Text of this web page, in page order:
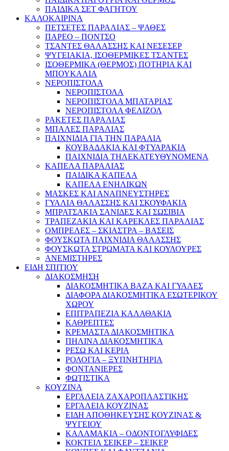
ΠΑΙΔΙΚΑ ΣΕΤ ΦΑΓΗΤΟΥ
ΚΑΛΟΚΑΙΡΙΝΑ
ΠΕΤΣΕΤΕΣ ΠΑΡΑΛΙΑΣ – ΨΑΘΕΣ
ΠΑΡΕΟ – ΠΟΝΤΣΟ
ΤΣΑΝΤΕΣ ΘΑΛΑΣΣΗΣ ΚΑΙ ΝΕΣΕΣΕΡ
ΨΥΓΕΙΑΚΙΑ, ΙΣΟΘΕΡΜΙΚΕΣ ΤΣΑΝΤΕΣ
ΙΣΟΘΕΡΜΙΚΑ (ΘΕΡΜΟΣ) ΠΟΤΗΡΙΑ ΚΑΙ
ΜΠΟΥΚΑΛΙΑ
ΝΕΡΟΠΙΣΤΟΛΑ
ΝΕΡΟΠΙΣΤΟΛΑ
ΝΕΡΟΠΙΣΤΟΛΑ ΜΠΑΤΑΡΙΑΣ
ΝΕΡΟΠΙΣΤΟΛΑ ΦΕΛΙΖΟΛ
ΡΑΚΕΤΕΣ ΠΑΡΑΛΙΑΣ
ΜΠΑΛΕΣ ΠΑΡΑΛΙΑΣ
ΠΑΙΧΝΙΔΙΑ ΓΙΑ ΤΗΝ ΠΑΡΑΛΙΑ
ΚΟΥΒΑΔΑΚΙΑ ΚΑΙ ΦΤΥΑΡΑΚΙΑ
ΠΑΙΧΝΙΔΙΑ ΤΗΛΕΚΑΤΕΥΘΥΝΟΜΕΝΑ
ΚΑΠΕΛΑ ΠΑΡΑΛΙΑΣ
ΠΑΙΔΙΚΑ ΚΑΠΕΛΑ
ΚΑΠΕΛΑ ΕΝΗΛΙΚΩΝ
ΜΑΣΚΕΣ ΚΑΙ ΑΝΑΠΝΕΥΣΤΗΡΕΣ
ΓΥΑΛΙΑ ΘΑΛΑΣΣΗΣ ΚΑΙ ΣΚΟΥΦΑΚΙΑ
ΜΠΡΑΤΣΑΚΙΑ ΣΑΝΙΔΕΣ ΚΑΙ ΣΩΣΙΒΙΑ
ΤΡΑΠΕΖΑΚΙΑ ΚΑΙ ΚΑΡΕΚΛΕΣ ΠΑΡΑΛΙΑΣ
ΟΜΠΡΕΛΕΣ – ΣΚΙΑΣΤΡΑ – ΒΑΣΕΙΣ
ΦΟΥΣΚΩΤΑ ΠΑΙΧΝΙΔΙΑ ΘΑΛΑΣΣΗΣ
ΦΟΥΣΚΩΤΑ ΣΤΡΩΜΑΤΑ ΚΑΙ ΚΟΥΛΟΥΡΕΣ
ΑΝΕΜΙΣΤΗΡΕΣ
ΕΙΔΗ ΣΠΙΤΙΟΥ
ΔΙΑΚΟΣΜΗΣΗ
ΔΙΑΚΟΣΜΗΤΙΚΑ ΒΑΖΑ ΚΑΙ ΓΥΑΛΕΣ
ΔΙΑΦΟΡΑ ΔΙΑΚΟΣΜΗΤΙΚΑ ΕΣΩΤΕΡΙΚΟΥ
ΧΩΡΟΥ
ΕΠΙΤΡΑΠΕΖΙΑ ΚΑΛΑΘΑΚΙΑ
ΚΑΘΡΕΠΤΕΣ
ΚΡΕΜΑΣΤΑ ΔΙΑΚΟΣΜΗΤΙΚΑ
ΠΗΛΙΝΑ ΔΙΑΚΟΣΜΗΤΙΚΑ
ΡΕΣΩ ΚΑΙ ΚΕΡΙΑ
ΡΟΛΟΓΙΑ – ΞΥΠΝΗΤΗΡΙΑ
ΦΟΝΤΑΝΙΕΡΕΣ
ΦΩΤΙΣΤΙΚΑ
ΚΟΥΖΙΝΑ
ΕΡΓΑΛΕΙΑ ΖΑΧΑΡΟΠΛΑΣΤΙΚΗΣ
ΕΡΓΑΛΕΙΑ ΚΟΥΖΙΝΑΣ
ΕΙΔΗ ΑΠΟΘΗΚΕΥΣΗΣ ΚΟΥΖΙΝΑΣ &
ΨΥΓΕΙΟΥ
ΚΑΛΑΜΑΚΙΑ – ΟΔΟΝΤΟΓΛΥΦΙΔΕΣ
ΚΟΚΤΕΙΛ ΣΕΙΚΕΡ – ΣΕΙΚΕΡ